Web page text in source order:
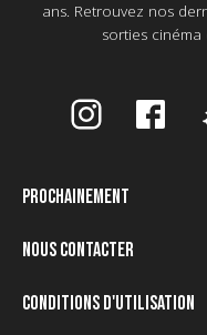
ans. Retrouvez nos
sorties
PROCHAINEMENT
NOUS CONTACTER
CONDITIONS D'UTILISATION